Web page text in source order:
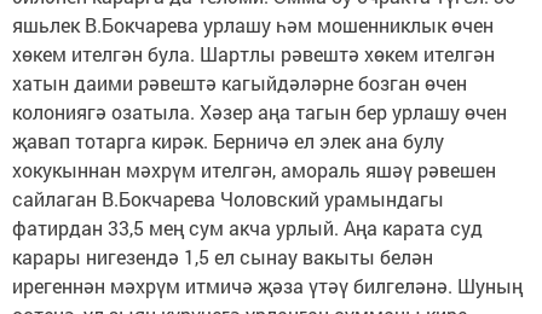
яшьлек В.Бокчарева урлашу һәм мошенниклык өчен
хөкем ителгән була. Шартлы рәвештә хөкем ителгән
хатын даими рәвештә кагыйдәләрне бозган өчен
колониягә озатыла. Хәзер аңа тагын бер урлашу өчен
җавап тотарга кирәк. Берничә ел элек ана булу
хокукыннан мәхрүм ителгән, амораль яшәү рәвешен
сайлаган В.Бокчарева Чоловский урамындагы
фатирдан 33,5 мең сум акча урлый. Аңа карата суд
карары нигезендә 1,5 ел сынау вакыты белән
ирегеннән мәхрүм итмичә җәза үтәү билгеләнә. Шуның